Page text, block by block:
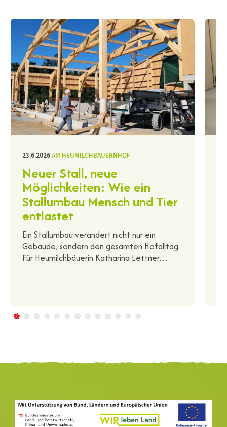
23.6.2026AM HEUMILCHBAUERNHOF
Neuer Stall, neue
Möglichkeiten: Wie ein
Stallumbau Mensch und Tier
entlastet
Ein Stallumbau verändert nicht nur ein
Gebäude, sondern den gesamten Hofalltag.
Für Heumilchbäuerin Katharina Lettner…